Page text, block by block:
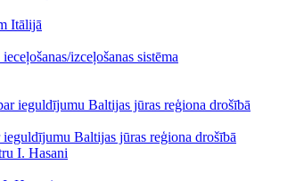
Itālijā
izceļošanas sistēma
Baltijas jūras reģiona drošībā